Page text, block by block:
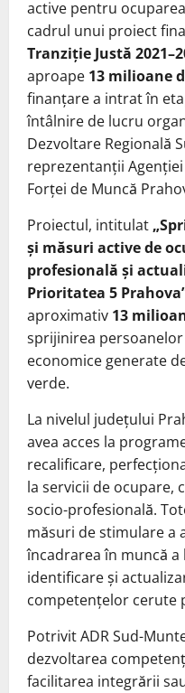
active pentru
cadrul unui proiect
Tranziție Justă
aproape 13 milioane
finanțare a intrat în
întâlnire de lucru
Dezvoltare Regională
reprezentanții
Forței de Muncă
Proiectul, intitulat
și măsuri active de
profesională și
Prioritatea 5
aproximativ 13
sprijinirea
economice generate
verde.
La nivelul județului
avea acces la
recalificare,
la servicii de ocupare,
socio-profesională.
măsuri de stimulare a
încadrarea în muncă
identificare și
competențelor cerute
Potrivit ADR Sud-
dezvoltarea
facilitarea integrării